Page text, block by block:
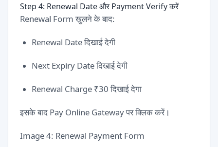
Step 4: Renewal Date और Payment Verify करें
Renewal Form खुलने के बाद:
Renewal Date दिखाई देगी
Next Expiry Date दिखाई देगी
Renewal Charge ₹30 दिखाई देगा
इसके बाद Pay Online Gateway पर क्लिक करें।
Image 4: Renewal Payment Form